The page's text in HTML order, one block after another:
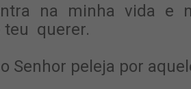
na minha vida e
teu querer.
Senhor peleja por